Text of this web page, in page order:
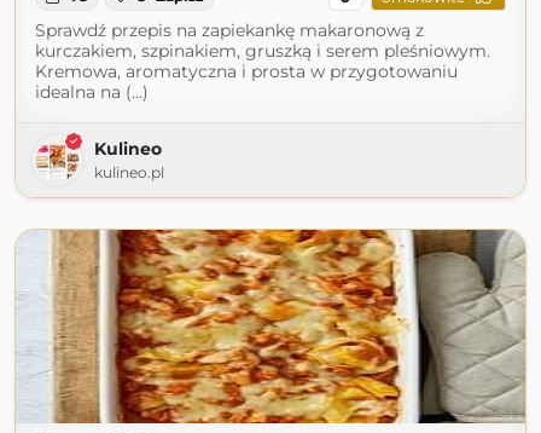
Sprawdź przepis na zapiekankę makaronową z
kurczakiem, szpinakiem, gruszką i serem pleśniowym.
Kremowa, aromatyczna i prosta w przygotowaniu
idealna na (...)
Kulineo
kulineo.pl